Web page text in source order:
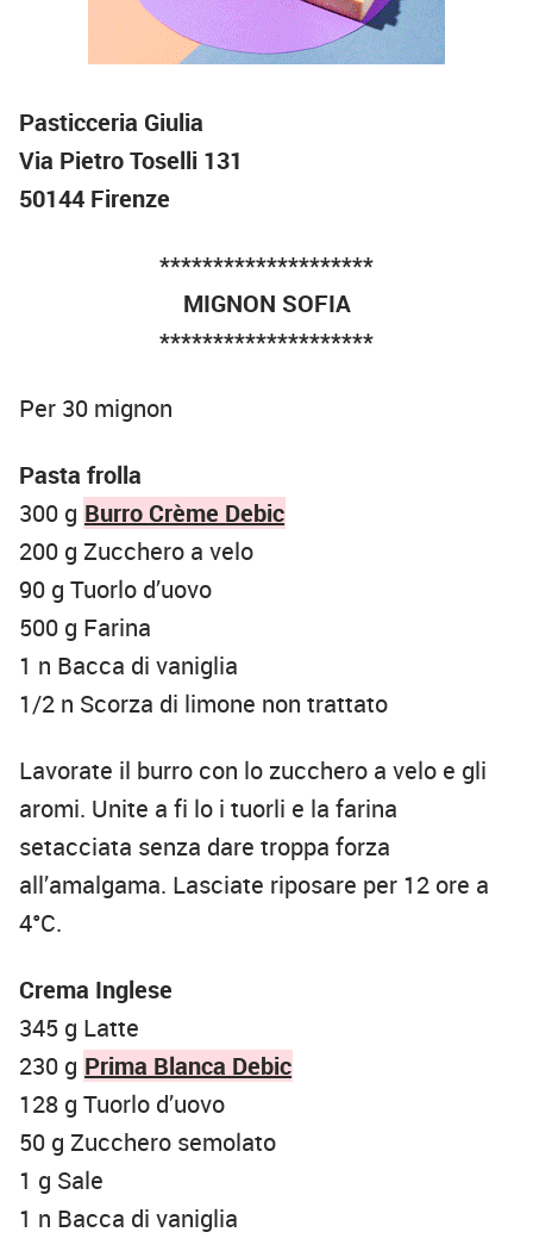
Pasticceria Giulia
Via Pietro Toselli 131
50144 Firenze
********************
MIGNON SOFIA
********************
Per 30 mignon
Pasta frolla
300 g Burro Crème Debic
200 g Zucchero a velo
90 g Tuorlo d’uovo
500 g Farina
1 n Bacca di vaniglia
1/2 n Scorza di limone non trattato
Lavorate il burro con lo zucchero a velo e gli
aromi. Unite a fi lo i tuorli e la farina
setacciata senza dare troppa forza
all’amalgama. Lasciate riposare per 12 ore a
4°C.
Crema Inglese
345 g Latte
230 g Prima Blanca Debic
128 g Tuorlo d’uovo
50 g Zucchero semolato
1 g Sale
1 n Bacca di vaniglia